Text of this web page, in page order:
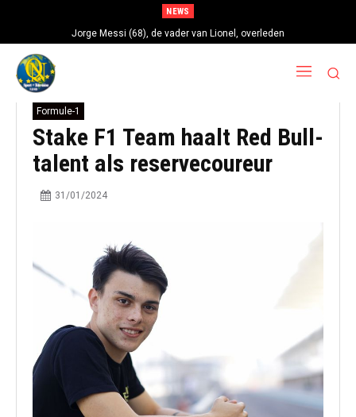
NEWS
Jorge Messi (68), de vader van Lionel, overleden
Formule-1
Stake F1 Team haalt Red Bull-
talent als reservecoureur
31/01/2024